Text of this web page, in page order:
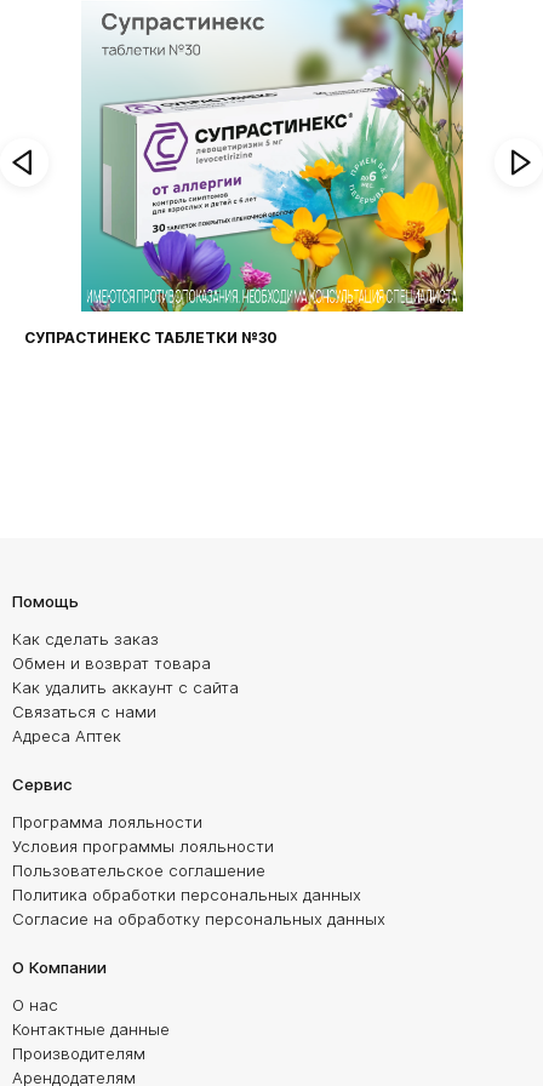
№30
Помощь
Как сделать заказ
Обмен и возврат товара
Как удалить аккаунт с сайта
Связаться с нами
Адреса Аптек
Сервис
Программа лояльности
Условия программы лояльности
Пользовательское соглашение
Политика обработки персональных данных
Согласие на обработку персональных данных
О Компании
О нас
Контактные данные
Производителям
Арендодателям